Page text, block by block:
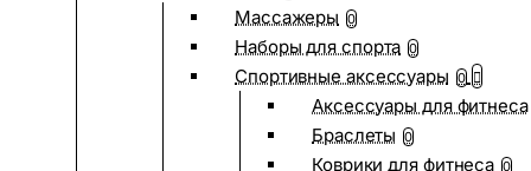
Массажеры 0
Наборы для спорта 0
Спортивные аксессуары 0
Аксессуары для фитнеса
Браслеты 0
Коврики для фитнеса 0